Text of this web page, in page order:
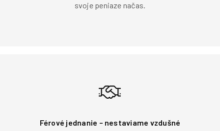
svoje peniaze načas.
Férové jednanie – nestaviame vzdušné